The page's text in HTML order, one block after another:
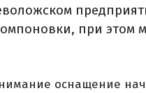
при этом
оснащение